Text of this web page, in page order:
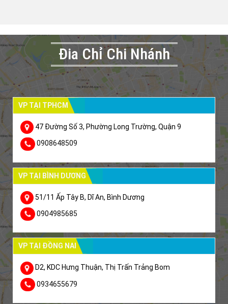
Đia Chỉ Chi Nhánh
VP TẠI TPHCM
47 Đường Số 3, Phường Long Trường, Quận 9
0908648509
VP TẠI BÌNH DƯƠNG
51/11 Ấp Tây B, Dĩ An, Bình Dương
0904985685
VP TẠI ĐỒNG NAI
D2, KDC Hưng Thuận, Thị Trấn Trảng Bom
0934655679